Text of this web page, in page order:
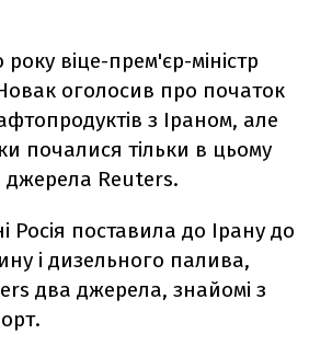
віце-прем'єр-міністр
оголосив про початок
з Іраном, але
почалися тільки в цьому
джерела Reuters.
Росія поставила до Ірану до
і дизельного палива,
два джерела, знайомі з